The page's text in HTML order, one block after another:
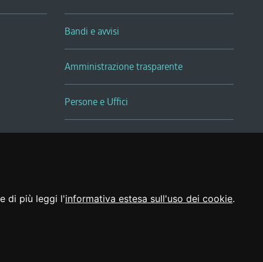
di più leggi l'informativa estesa sull'uso dei cookie.
Bandi e avvisi
Amministrazione trasparente
Persone e Uffici
Sala Tiziano Tessitori
Realizzato da